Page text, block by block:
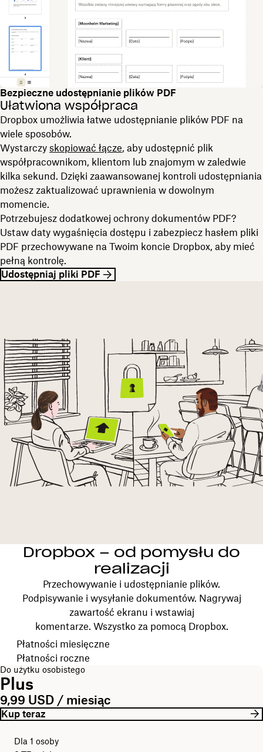
Bezpieczne udostępnianie plików PDF
Ułatwiona współpraca
Dropbox umożliwia łatwe udostępnianie plików PDF na
wiele sposobów.
Wystarczy skopiować łącze, aby udostępnić plik
współpracownikom, klientom lub znajomym w zaledwie
kilka sekund. Dzięki zaawansowanej kontroli udostępniania
możesz zaktualizować uprawnienia w dowolnym
momencie.
Potrzebujesz dodatkowej ochrony dokumentów PDF?
Ustaw daty wygaśnięcia dostępu i zabezpiecz hasłem pliki
PDF przechowywane na Twoim koncie Dropbox, aby mieć
pełną kontrolę.
Udostępniaj pliki PDF
Dropbox – od pomysłu do
realizacji
Przechowywanie i udostępnianie plików.
Podpisywanie i wysyłanie dokumentów. Nagrywaj
zawartość ekranu i wstawiaj
komentarze. Wszystko za pomocą Dropbox.
Wybierz cykl rozliczeniowy
Płatności miesięczne
Płatności roczne
Do użytku osobistego
Plus
9,99 USD / miesiąc
Kup teraz
Dla 1 osoby